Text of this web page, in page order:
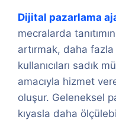
Dijital pazarlama
mecralarda
artırmak, daha fazla
kullanıcıları sadık
amacıyla hizmet
oluşur. Geleneksel
kıyasla daha